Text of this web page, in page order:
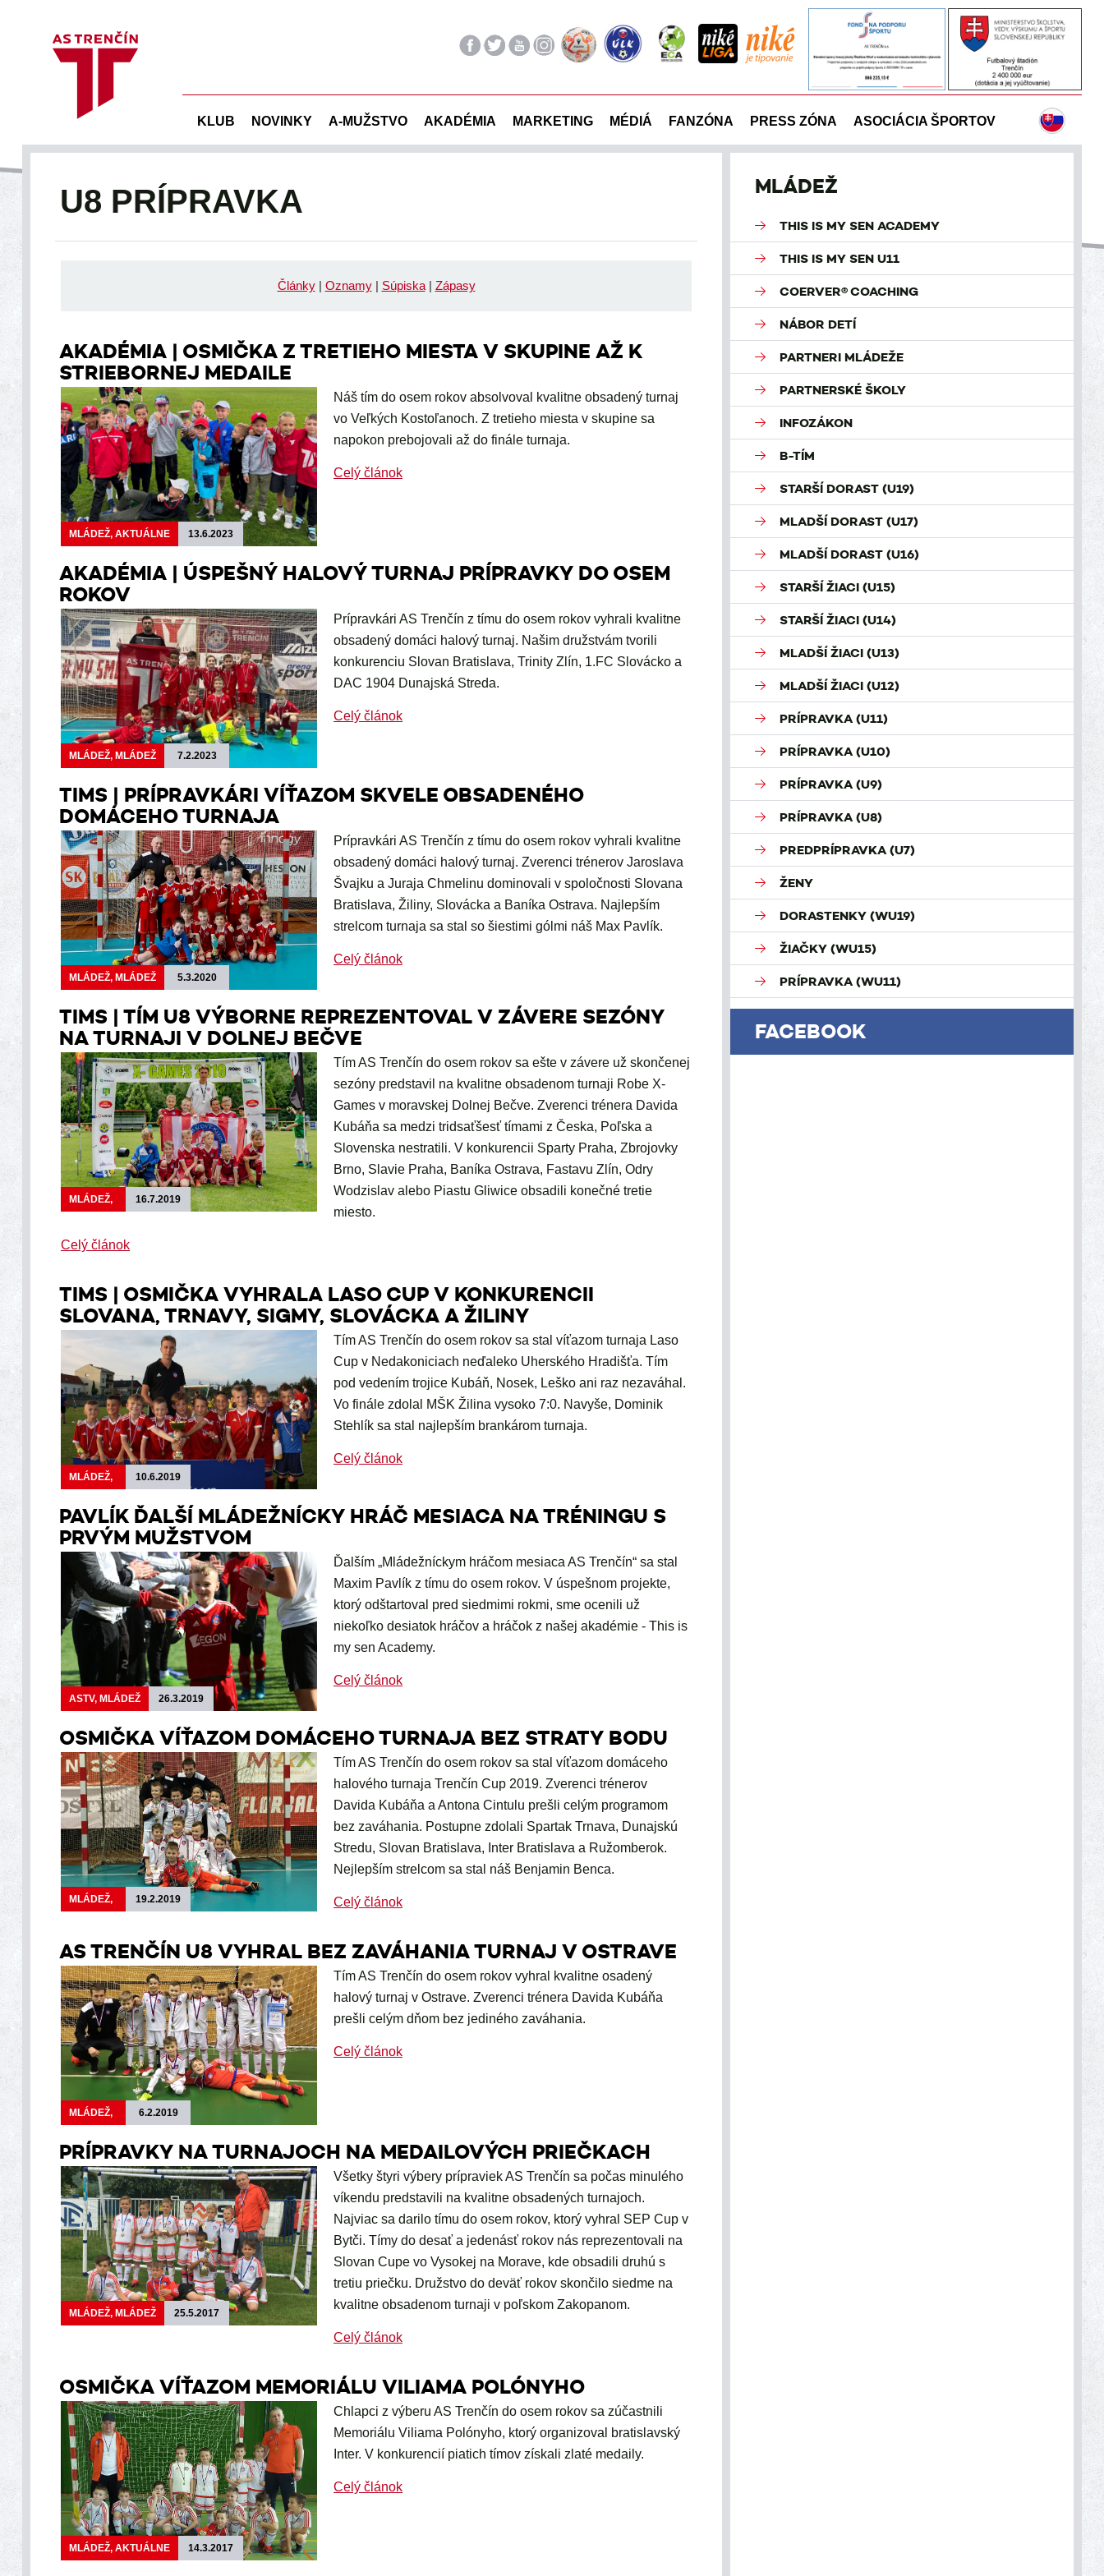
KLUB NOVINKY A-MUŽSTVO AKADÉMIA MARKETING MÉDIÁ FANZÓNA PRESS ZÓNA ASOCIÁCIA ŠPORTOV
U8 PRÍPRAVKA
Články| Oznamy| Súpiska| Zápasy
AKADÉMIA | OSMIČKA Z TRETIEHO MIESTA V SKUPINE AŽ K
STRIEBORNEJ MEDAILE
MLÁDEŽ, AKTUÁLNE 13.6.2023
Náš tím do osem rokov absolvoval kvalitne obsadený turnaj
vo Veľkých Kostoľanoch. Z tretieho miesta v skupine sa
napokon prebojovali až do finále turnaja.
Celý článok
AKADÉMIA | ÚSPEŠNÝ HALOVÝ TURNAJ PRÍPRAVKY DO OSEM
ROKOV
MLÁDEŽ, MLÁDEŽ 7.2.2023
Prípravkári AS Trenčín z tímu do osem rokov vyhrali kvalitne
obsadený domáci halový turnaj. Našim družstvám tvorili
konkurenciu Slovan Bratislava, Trinity Zlín, 1.FC Slovácko a
DAC 1904 Dunajská Streda.
Celý článok
TIMS | PRÍPRAVKÁRI VÍŤAZOM SKVELE OBSADENÉHO
DOMÁCEHO TURNAJA
MLÁDEŽ, MLÁDEŽ 5.3.2020
Prípravkári AS Trenčín z tímu do osem rokov vyhrali kvalitne
obsadený domáci halový turnaj. Zverenci trénerov Jaroslava
Švajku a Juraja Chmelinu dominovali v spoločnosti Slovana
Bratislava, Žiliny, Slovácka a Baníka Ostrava. Najlepším
strelcom turnaja sa stal so šiestimi gólmi náš Max Pavlík.
Celý článok
TIMS | TÍM U8 VÝBORNE REPREZENTOVAL V ZÁVERE SEZÓNY
NA TURNAJI V DOLNEJ BEČVE
MLÁDEŽ, 16.7.2019
Tím AS Trenčín do osem rokov sa ešte v závere už skončenej
sezóny predstavil na kvalitne obsadenom turnaji Robe X-
Games v moravskej Dolnej Bečve. Zverenci trénera Davida
Kubáňa sa medzi tridsaťšesť tímami z Česka, Poľska a
Slovenska nestratili. V konkurencii Sparty Praha, Zbrojovky
Brno, Slavie Praha, Baníka Ostrava, Fastavu Zlín, Odry
Wodzislav alebo Piastu Gliwice obsadili konečné tretie
miesto.
Celý článok
TIMS | OSMIČKA VYHRALA LASO CUP V KONKURENCII
SLOVANA, TRNAVY, SIGMY, SLOVÁCKA A ŽILINY
MLÁDEŽ, 10.6.2019
Tím AS Trenčín do osem rokov sa stal víťazom turnaja Laso
Cup v Nedakoniciach neďaleko Uherského Hradišťa. Tím
pod vedením trojice Kubáň, Nosek, Leško ani raz nezaváhal.
Vo finále zdolal MŠK Žilina vysoko 7:0. Navyše, Dominik
Stehlík sa stal najlepším brankárom turnaja.
Celý článok
PAVLÍK ĎALŠÍ MLÁDEŽNÍCKY HRÁČ MESIACA NA TRÉNINGU S
PRVÝM MUŽSTVOM
ASTV, MLÁDEŽ 26.3.2019
Ďalším „Mládežníckym hráčom mesiaca AS Trenčín“ sa stal
Maxim Pavlík z tímu do osem rokov. V úspešnom projekte,
ktorý odštartoval pred siedmimi rokmi, sme ocenili už
niekoľko desiatok hráčov a hráčok z našej akadémie - This is
my sen Academy.
Celý článok
OSMIČKA VÍŤAZOM DOMÁCEHO TURNAJA BEZ STRATY BODU
MLÁDEŽ, 19.2.2019
Tím AS Trenčín do osem rokov sa stal víťazom domáceho
halového turnaja Trenčín Cup 2019. Zverenci trénerov
Davida Kubáňa a Antona Cintulu prešli celým programom
bez zaváhania. Postupne zdolali Spartak Trnava, Dunajskú
Stredu, Slovan Bratislava, Inter Bratislava a Ružomberok.
Nejlepším strelcom sa stal náš Benjamin Benca.
Celý článok
AS TRENČÍN U8 VYHRAL BEZ ZAVÁHANIA TURNAJ V OSTRAVE
MLÁDEŽ, 6.2.2019
Tím AS Trenčín do osem rokov vyhral kvalitne osadený
halový turnaj v Ostrave. Zverenci trénera Davida Kubáňa
prešli celým dňom bez jediného zaváhania.
Celý článok
PRÍPRAVKY NA TURNAJOCH NA MEDAILOVÝCH PRIEČKACH
MLÁDEŽ, MLÁDEŽ 25.5.2017
Všetky štyri výbery prípraviek AS Trenčín sa počas minulého
víkendu predstavili na kvalitne obsadených turnajoch.
Najviac sa darilo tímu do osem rokov, ktorý vyhral SEP Cup v
Bytči. Tímy do desať a jedenásť rokov nás reprezentovali na
Slovan Cupe vo Vysokej na Morave, kde obsadili druhú s
tretiu priečku. Družstvo do deväť rokov skončilo siedme na
kvalitne obsadenom turnaji v poľskom Zakopanom.
Celý článok
OSMIČKA VÍŤAZOM MEMORIÁLU VILIAMA POLÓNYHO
MLÁDEŽ, AKTUÁLNE 14.3.2017
Chlapci z výberu AS Trenčín do osem rokov sa zúčastnili
Memoriálu Viliama Polónyho, ktorý organizoval bratislavský
Inter. V konkurencií piatich tímov získali zlaté medaily.
Celý článok
MLÁDEŽ
THIS IS MY SEN ACADEMY
THIS IS MY SEN U11
COERVER® COACHING
NÁBOR DETÍ
PARTNERI MLÁDEŽE
PARTNERSKÉ ŠKOLY
INFOZÁKON
B-TÍM
STARŠÍ DORAST (U19)
MLADŠÍ DORAST (U17)
MLADŠÍ DORAST (U16)
STARŠÍ ŽIACI (U15)
STARŠÍ ŽIACI (U14)
MLADŠÍ ŽIACI (U13)
MLADŠÍ ŽIACI (U12)
PRÍPRAVKA (U11)
PRÍPRAVKA (U10)
PRÍPRAVKA (U9)
PRÍPRAVKA (U8)
PREDPRÍPRAVKA (U7)
ŽENY
DORASTENKY (WU19)
ŽIAČKY (WU15)
PRÍPRAVKA (WU11)
FACEBOOK